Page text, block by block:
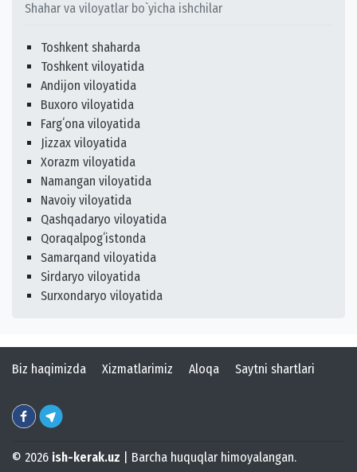
Shahar va viloyatlar bo`yicha ishchilar
Toshkent shaharda
Toshkent viloyatida
Andijon viloyatida
Buxoro viloyatida
Fargʻona viloyatida
Jizzax viloyatida
Xorazm viloyatida
Namangan viloyatida
Navoiy viloyatida
Qashqadaryo viloyatida
Qoraqalpogʻistonda
Samarqand viloyatida
Sirdaryo viloyatida
Surxondaryo viloyatida
Biz haqimizda Xizmatlarimiz Aloqa Saytni shartlari
© 2026 ish-kerak.uz | Barcha huquqlar himoyalangan.